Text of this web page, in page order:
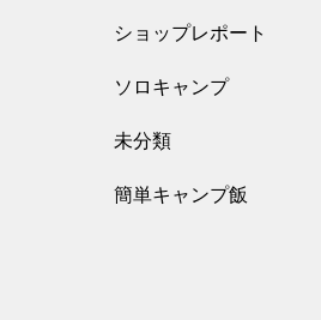
ショップレポート
ソロキャンプ
未分類
簡単キャンプ飯